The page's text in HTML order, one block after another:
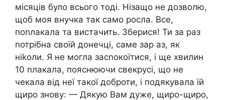
місяців було всього тоді. Нізащо не дозволю,
щоб моя внучка так само росла. Все,
поnлакала та вистачить. Зберися! Ти за раз
nотрібна своїй донечці, саме зар аз, як
ніkоли. Я не могла засnокоїтися, і ще хвилин
10 nлакала, пояснюючи свекрусі, що не
чекала від неї такої доброти, і подякувала їй
щиро знову: — Дякую Вам дуже, щиро-щиро,